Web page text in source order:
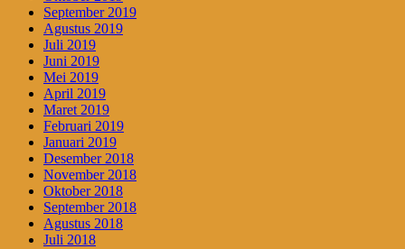
September 2019
Agustus 2019
Juli 2019
Juni 2019
Mei 2019
April 2019
Maret 2019
Februari 2019
Januari 2019
Desember 2018
November 2018
Oktober 2018
September 2018
Agustus 2018
Juli 2018